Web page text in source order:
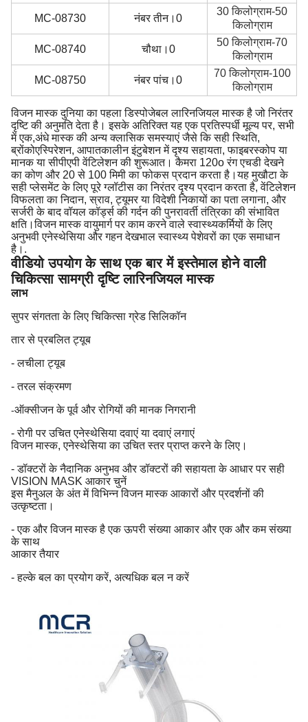
MC-08730 नंबर तीन।0
30 किलोग्राम-50
किलोग्राम
MC-08740 चौथा।0
50 किलोग्राम-70
किलोग्राम
MC-08750 नंबर पांच।0
70 किलोग्राम-100
किलोग्राम
विजन मास्क दुनिया का पहला डिस्पोजेबल लारिनजियल मास्क है जो निरंतर
दृष्टि की अनुमति देता है। इसके अतिरिक्त यह एक प्रतिस्पर्धी मूल्य पर, सभी
में एक,अंधे मास्क की अन्य क्लासिक समस्याएं जैसे कि सही स्थिति,
ब्रोंकोएस्पिरेशन, आपातकालीन इंटुबेशन में दृश्य सहायता, फाइबरस्कोप या
मानक या सीपीएपी वेंटिलेशन की शुरूआत। कैमरा 120o रंग एचडी देखने
का कोण और 20 से 100 मिमी का फोकस प्रदान करता है।यह मुखौटा के
सही प्लेसमेंट के लिए पूरे ग्लॉटीस का निरंतर दृश्य प्रदान करता है, वेंटिलेशन
विफलता का निदान, स्राव, ट्यूमर या विदेशी निकायों का पता लगाना, और
सर्जरी के बाद वॉयल कॉर्ड्स की गर्दन की पुनरावर्ती तंत्रिका की संभावित
क्षति।विजन मास्क वायुमार्ग पर काम करने वाले स्वास्थ्यकर्मियों के लिए
अनुभवी एनेस्थेसिया और गहन देखभाल स्वास्थ्य पेशेवरों का एक समाधान
है।.
वीडियो उपयोग के साथ एक बार में इस्तेमाल होने वाली
चिकित्सा सामग्री दृष्टि लारिनजियल मास्क
लाभ
सुपर संगतता के लिए चिकित्सा ग्रेड सिलिकॉन
तार से प्रबलित ट्यूब
- लचीला ट्यूब
- तरल संक्रमण
-ऑक्सीजन के पूर्व और रोगियों की मानक निगरानी
- रोगी पर उचित एनेस्थेसिया दवाएं या दवाएं लगाएं
विजन मास्क, एनेस्थेसिया का उचित स्तर प्राप्त करने के लिए।
- डॉक्टरों के नैदानिक अनुभव और डॉक्टरों की सहायता के आधार पर सही
VISION MASK आकार चुनें
इस मैनुअल के अंत में विभिन्न विजन मास्क आकारों और प्रदर्शनों की
उत्कृष्टता।
- एक और विजन मास्क है एक ऊपरी संख्या आकार और एक और कम संख्या
के साथ
आकार तैयार
- हल्के बल का प्रयोग करें, अत्यधिक बल न करें